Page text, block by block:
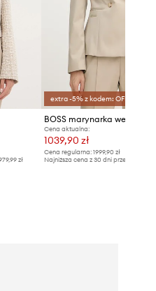
zł
extra -5% z kodem: OFF*
BOSS marynarka wełniana
Cena aktualna:
1039,90 zł
Cena regularna: 1999,90 zł
Najniższa cena z 30 dni przed obniżką: